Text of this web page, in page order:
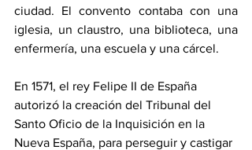
ciudad. El convento contaba con una
iglesia, un claustro, una biblioteca, una
enfermería, una escuela y una cárcel.
En 1571, el rey Felipe II de España
autorizó la creación del Tribunal del
Santo Oficio de la Inquisición en la
Nueva España, para perseguir y castigar